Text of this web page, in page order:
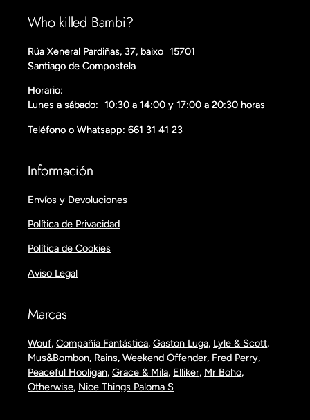
Who killed Bambi?
Rúa Xeneral Pardiñas, 37, baixo 15701
Santiago de Compostela
Horario:
Lunes a sábado: 10:30 a 14:00 y 17:00 a 20:30 horas
Teléfono o Whatsapp: 661 31 41 23
Información
Envíos y Devoluciones
Política de Privacidad
Política de Cookies
Aviso Legal
Marcas
Wouf, Compañía Fantástica, Gaston Luga, Lyle & Scott,
Mus&Bombon, Rains, Weekend Offender, Fred Perry,
Peaceful Hooligan, Grace & Mila, Elliker, Mr Boho,
Otherwise, Nice Things Paloma S